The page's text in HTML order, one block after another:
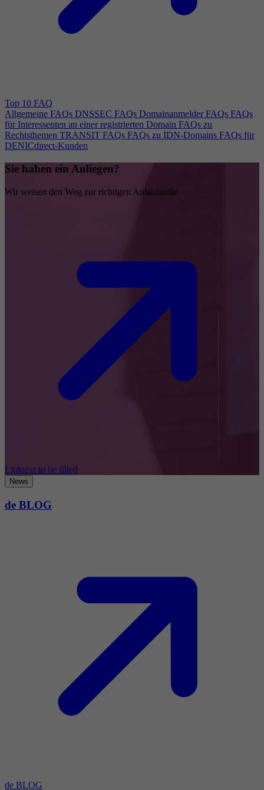
Top 10 FAQ
Allgemeine FAQs DNSSEC FAQs Domainanmelder FAQs FAQs
für Interessenten an einer registrierten Domain FAQs zu
Rechtsthemen TRANSIT FAQs FAQs zu IDN-Domains FAQs für
DENICdirect-Kunden
Sie haben ein Anliegen?
Wir weisen den Weg zur richtigen Anlaufstelle
Linktext to be filled
News
de BLOG
de BLOG